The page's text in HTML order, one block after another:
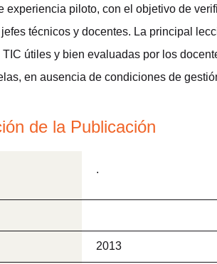
experiencia piloto, con el objetivo de
técnicos y docentes. La principal
útiles y bien evaluadas por los
en ausencia de condiciones de
de la Publicación
.
2013